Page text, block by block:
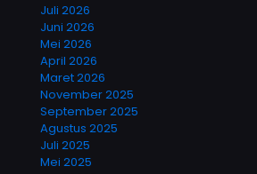
Juli 2026
Juni 2026
Mei 2026
April 2026
Maret 2026
November 2025
September 2025
Agustus 2025
Juli 2025
Mei 2025